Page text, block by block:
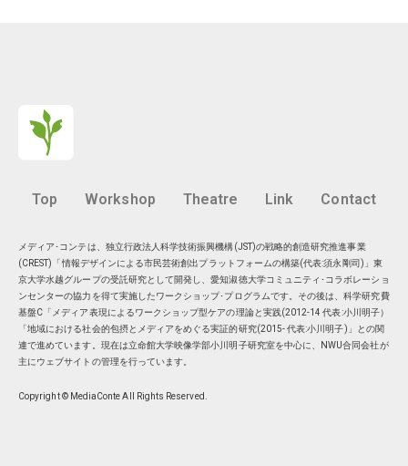
Top Workshop Theatre Link Contact
メディア･コンテは、独立行政法人科学技術振興機構(JST)の戦略的創造研究推進事業
(CREST)「情報デザインによる市民芸術創出プラットフォームの構築(代表:須永剛司)」東
京大学水越グループの受託研究として開発し、愛知淑徳大学コミュニティ･コラボレーショ
ンセンターの協力を得て実施したワークショップ･プログラムです。その後は、科学研究費
基盤C「メディア表現によるワークショップ型ケアの理論と実践(2012-14 代表:小川明子）
「地域における社会的包摂とメディアをめぐる実証的研究(2015- 代表:小川明子)」との関
連で進めています。現在は立命館大学映像学部小川明子研究室を中心に、 NWU合同会社が
主にウェブサイトの管理を行っています。
Copyright © MediaConte All Rights Reserved.